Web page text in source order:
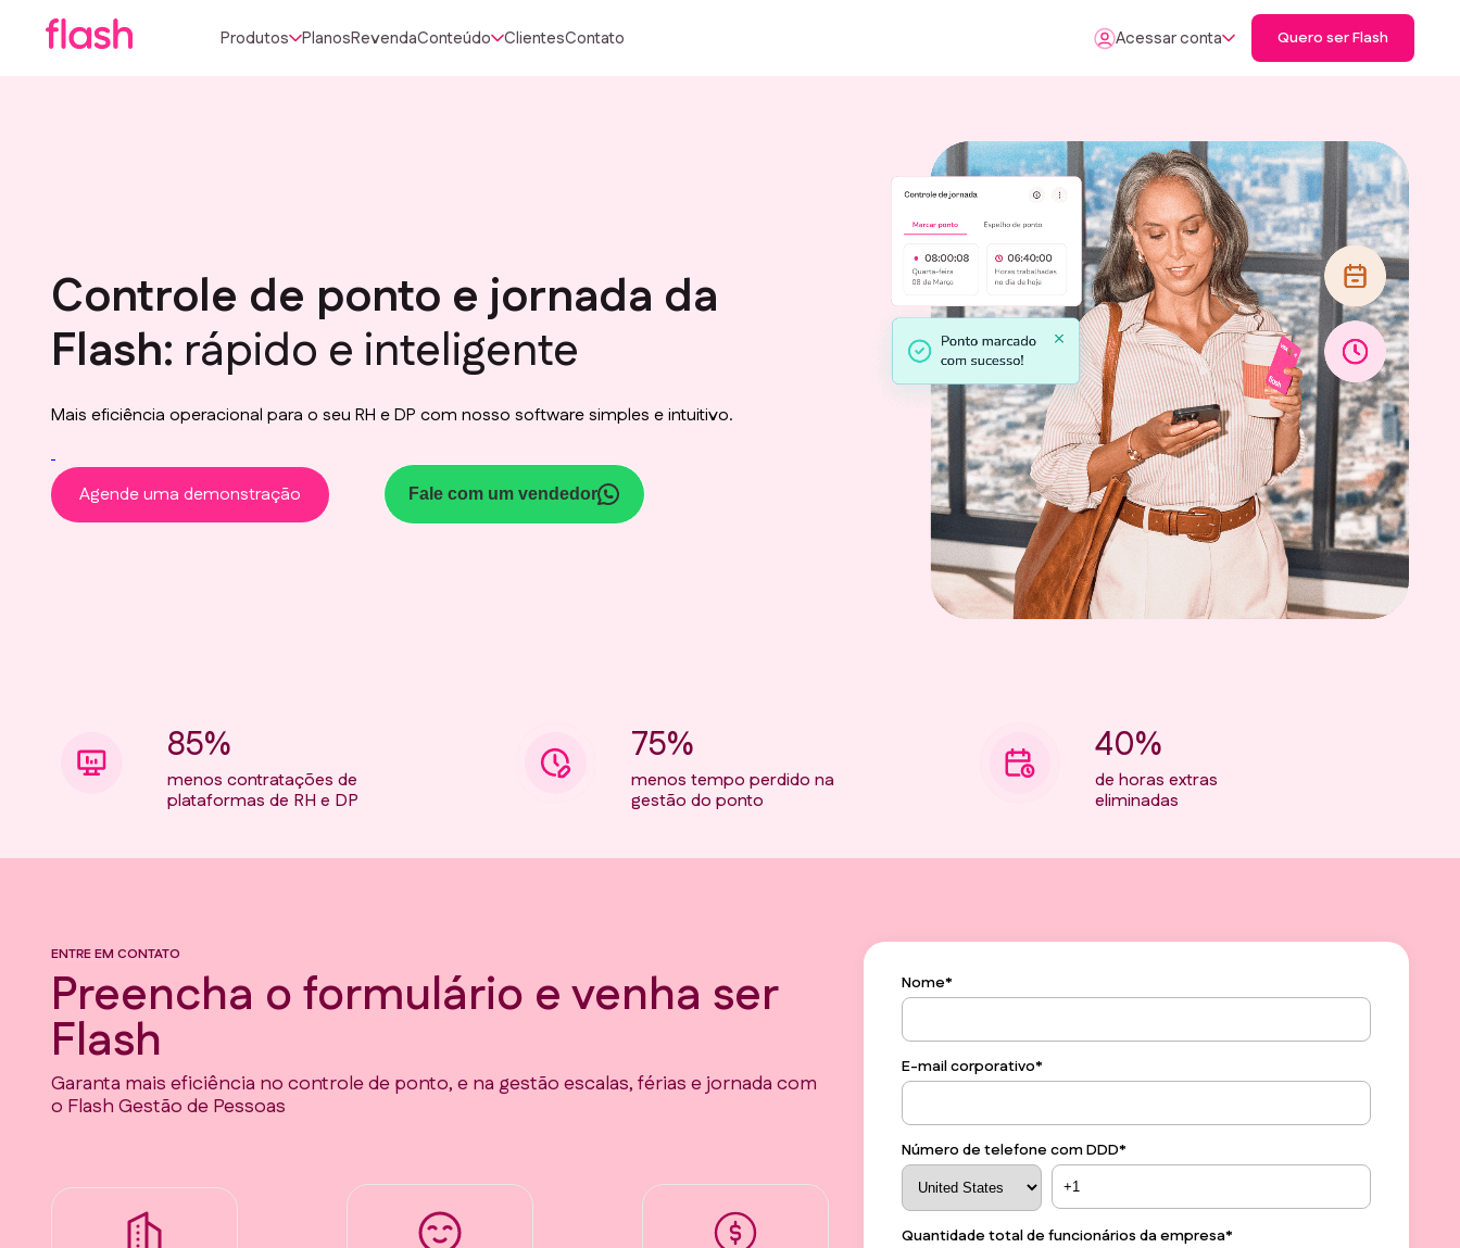
Produtos PlanosRevendaConteúdo ClientesContato Acessar conta Quero ser Flash
Controle de ponto e jornada da
Flash: rápido e inteligente
Mais eficiência operacional para o seu RH e DP com nosso software simples e intuitivo.
Agende uma demonstração Fale com um vendedor
85%
menos contratações de
plataformas de RH e DP
75%
menos tempo perdido na
gestão do ponto
40%
de horas extras
eliminadas
ENTRE EM CONTATO
Preencha o formulário e venha ser
Flash
Garanta mais eficiência no controle de ponto, e na gestão escalas, férias e jornada com
o Flash Gestão de Pessoas
Nome*
E-mail corporativo*
Número de telefone com DDD*
Quantidade total de funcionários da empresa*